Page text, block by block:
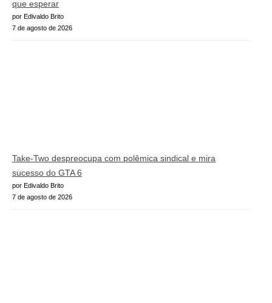
que esperar
por Edivaldo Brito
7 de agosto de 2026
Take-Two despreocupa com polêmica sindical e mira
sucesso do GTA 6
por Edivaldo Brito
7 de agosto de 2026